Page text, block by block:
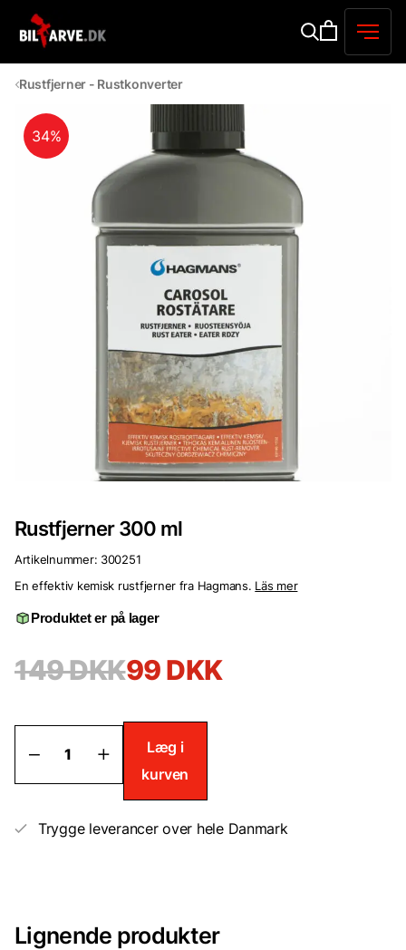
Rustfjerner - Rustkonverter
34%
Rustfjerner 300 ml
Artikelnummer: 300251
En effektiv kemisk rustfjerner fra Hagmans. Läs mer
Produktet er på lager
149DKK99DKK
Rustfjerner
300
ml
Læg i
kurven
Trygge leverancer over hele Danmark
Lignende produkter